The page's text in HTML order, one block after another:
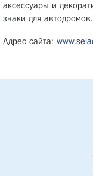
аксессуары и
знаки для автодромов.
Адрес сайта: